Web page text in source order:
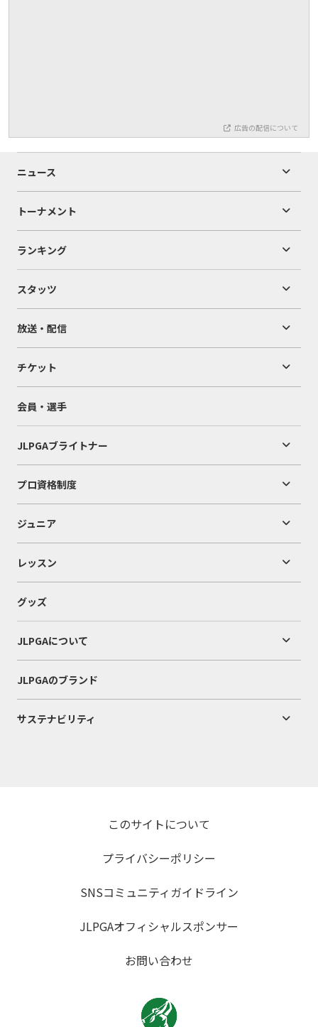
広告の配信について
ニュース
トーナメント
ランキング
スタッツ
放送・配信
チケット
会員・選手
JLPGAブライトナー
プロ資格制度
ジュニア
レッスン
グッズ
JLPGAについて
JLPGAのブランド
サステナビリティ
このサイトについて
プライバシーポリシー
SNSコミュニティガイドライン
JLPGAオフィシャルスポンサー
お問い合わせ